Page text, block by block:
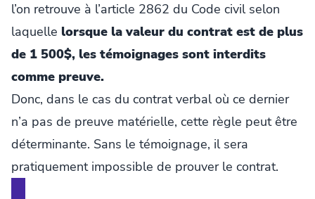
l’on retrouve à l’article 2862 du Code civil selon
laquelle lorsque la valeur du contrat est de plus
de 1 500$, les témoignages sont interdits
comme preuve.
Donc, dans le cas du contrat verbal où ce dernier
n’a pas de preuve matérielle, cette règle peut être
déterminante. Sans le témoignage, il sera
pratiquement impossible de prouver le contrat.